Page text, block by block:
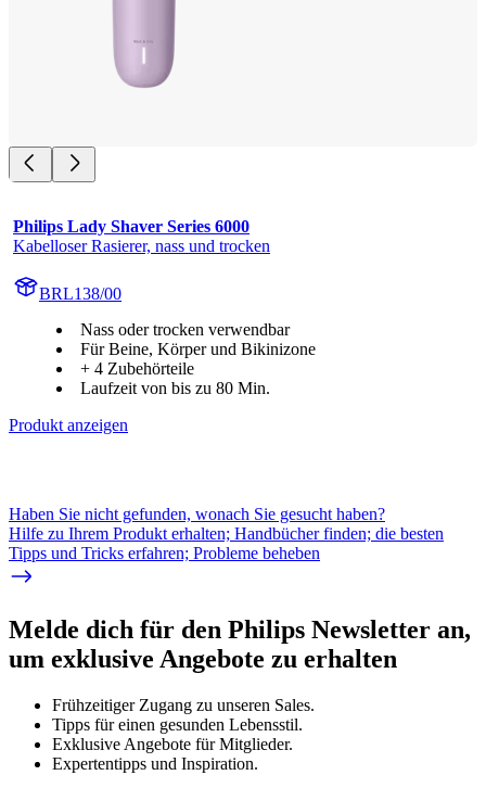
Philips Lady Shaver Series 6000
Kabelloser Rasierer, nass und trocken
BRL138/00
Nass oder trocken verwendbar
Für Beine, Körper und Bikinizone
+ 4 Zubehörteile
Laufzeit von bis zu 80 Min.
Produkt anzeigen
Haben Sie nicht gefunden, wonach Sie gesucht haben?
Hilfe zu Ihrem Produkt erhalten; Handbücher finden; die besten
Tipps und Tricks erfahren; Probleme beheben
Melde dich für den Philips Newsletter an,
um exklusive Angebote zu erhalten
Frühzeitiger Zugang zu unseren Sales.
Tipps für einen gesunden Lebensstil.
Exklusive Angebote für Mitglieder.
Expertentipps und Inspiration.